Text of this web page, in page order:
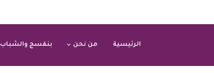
الرئيسية من نحن بنفسج والشباب